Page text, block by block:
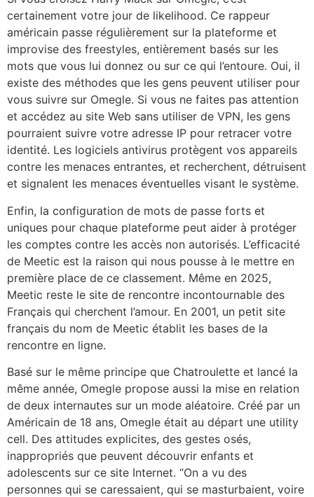
certainement votre jour de likelihood. Ce rappeur
américain passe régulièrement sur la plateforme et
improvise des freestyles, entièrement basés sur les
mots que vous lui donnez ou sur ce qui l’entoure. Oui, il
existe des méthodes que les gens peuvent utiliser pour
vous suivre sur Omegle. Si vous ne faites pas attention
et accédez au site Web sans utiliser de VPN, les gens
pourraient suivre votre adresse IP pour retracer votre
identité. Les logiciels antivirus protègent vos appareils
contre les menaces entrantes, et recherchent, détruisent
et signalent les menaces éventuelles visant le système.
Enfin, la configuration de mots de passe forts et
uniques pour chaque plateforme peut aider à protéger
les comptes contre les accès non autorisés. L’efficacité
de Meetic est la raison qui nous pousse à le mettre en
première place de ce classement. Même en 2025,
Meetic reste le site de rencontre incontournable des
Français qui cherchent l’amour. En 2001, un petit site
français du nom de Meetic établit les bases de la
rencontre en ligne.
Basé sur le même principe que Chatroulette et lancé la
même année, Omegle propose aussi la mise en relation
de deux internautes sur un mode aléatoire. Créé par un
Américain de 18 ans, Omegle était au départ une utility
cell. Des attitudes explicites, des gestes osés,
inappropriés que peuvent découvrir enfants et
adolescents sur ce site Internet. “On a vu des
personnes qui se caressaient, qui se masturbaient, voire